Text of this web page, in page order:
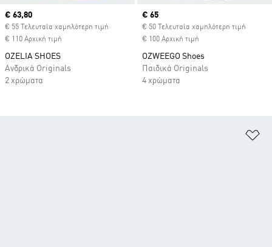
Current price
€ 63,80
€ 55 Τελευταία χαμηλότερη τιμή
€ 110 Αρχική τιμή
OZELIA SHOES
Ανδρικά Originals
2 χρώματα
Current price
€ 65
€ 50 Τελευταία χαμηλότερη τιμή
€ 100 Αρχική τιμή
OZWEEGO Shoes
Παιδικά Originals
4 χρώματα